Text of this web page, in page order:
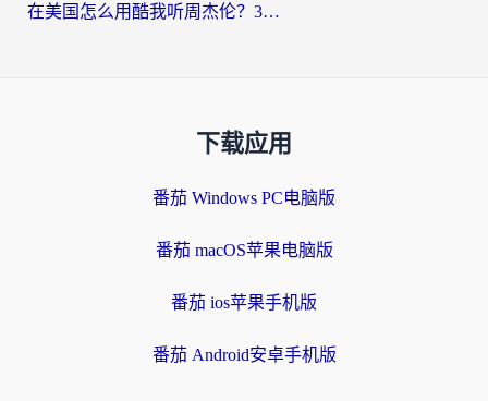
在美国怎么用酷我听周杰伦？3步搞定海外听歌难题
下载应用
番茄 Windows PC电脑版
番茄 macOS苹果电脑版
番茄 ios苹果手机版
番茄 Android安卓手机版